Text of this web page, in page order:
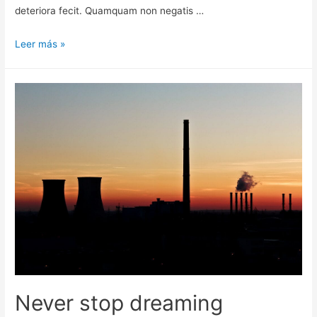
deteriora fecit. Quamquam non negatis …
Leer más »
Never stop dreaming